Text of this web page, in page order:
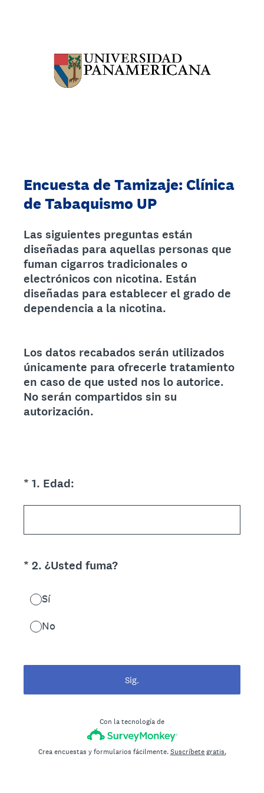
Encuesta de Tamizaje: Clínica
de Tabaquismo UP
Las siguientes preguntas están
diseñadas para aquellas personas que
fuman cigarros tradicionales o
electrónicos con nicotina. Están
diseñadas para establecer el grado de
dependencia a la nicotina.
Los datos recabados serán utilizados
únicamente para ofrecerle tratamiento
en caso de que usted nos lo autorice.
No serán compartidos sin su
autorización.
* 1. Edad:
(Obligatorio).
* 2. ¿Usted fuma?
(Obligatorio).
Sí
No
Sig.
Con la tecnología de
Crea encuestas y formularios fácilmente.Suscríbete gratis.